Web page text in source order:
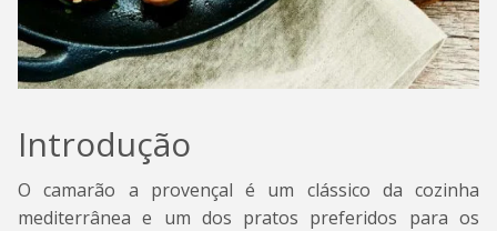
Introdução
O camarão a provençal é um clássico da cozinha
mediterrânea e um dos pratos preferidos para os